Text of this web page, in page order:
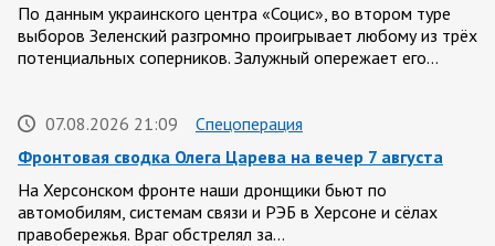
По данным украинского центра «Социс», во втором туре
выборов Зеленский разгромно проигрывает любому из трёх
потенциальных соперников. Залужный опережает его…
07.08.2026 21:09
Спецоперация
Фронтовая сводка Олега Царева на вечер 7 августа
На Херсонском фронте наши дронщики бьют по
автомобилям, системам связи и РЭБ в Херсоне и сёлах
правобережья. Враг обстрелял за…